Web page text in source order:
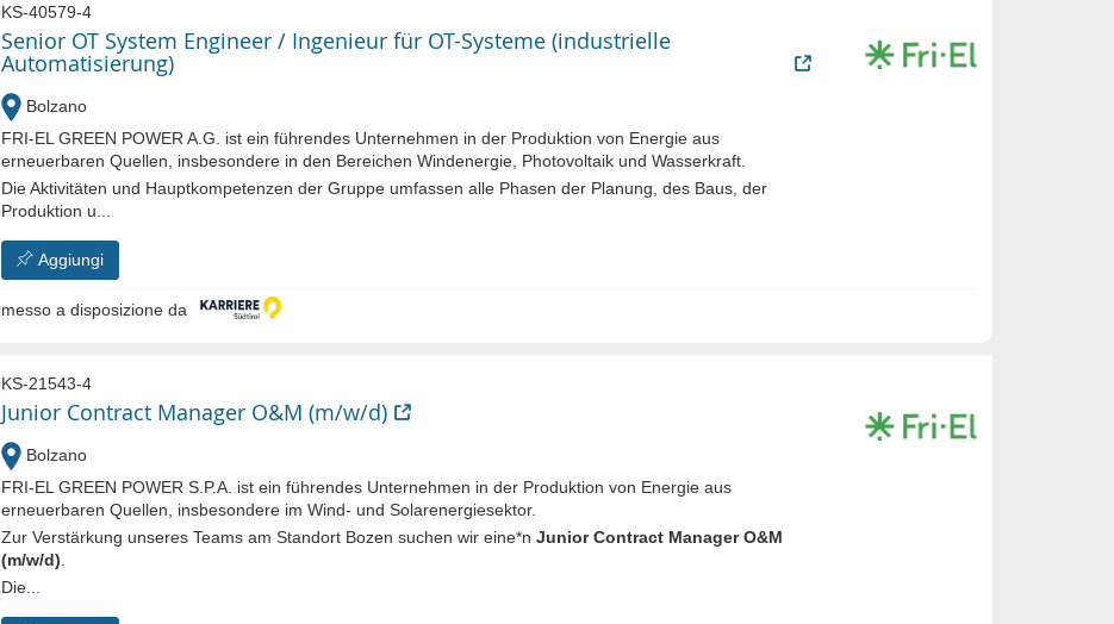
KS-40579-4
Senior OT System Engineer / Ingenieur für OT-Systeme (industrielle
Automatisierung)
Bolzano
FRI-EL GREEN POWER A.G. ist ein führendes Unternehmen in der Produktion von Energie aus
erneuerbaren Quellen, insbesondere in den Bereichen Windenergie, Photovoltaik und Wasserkraft.
Die Aktivitäten und Hauptkompetenzen der Gruppe umfassen alle Phasen der Planung, des Baus, der
Produktion u...
Aggiungi
messo a disposizione da
KS-21543-4
Junior Contract Manager O&M (m/w/d)
Bolzano
FRI-EL GREEN POWER S.P.A. ist ein führendes Unternehmen in der Produktion von Energie aus
erneuerbaren Quellen, insbesondere im Wind- und Solarenergiesektor.
Zur Verstärkung unseres Teams am Standort Bozen suchen wir eine*n Junior Contract Manager O&M
(m/w/d)
Die...